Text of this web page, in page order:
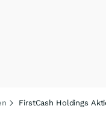
FirstCash Holdings